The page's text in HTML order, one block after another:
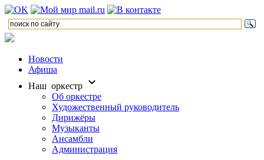
Новости
Афиша
Наш оркестр
Об оркестре
Художественный руководитель
Дирижёры
Музыканты
Ансамбли
Администрация